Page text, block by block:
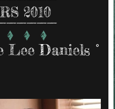
2010
Lee Daniels °